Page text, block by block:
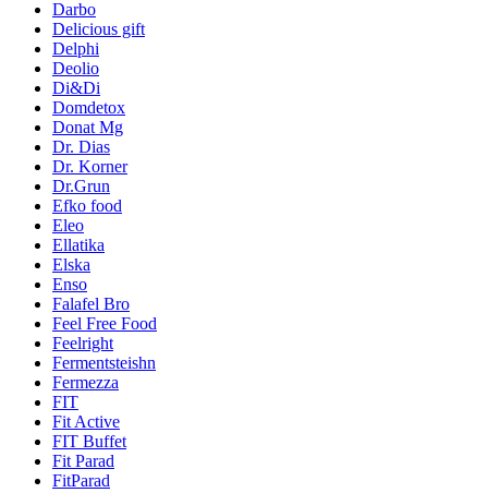
Darbo
Delicious gift
Delphi
Deolio
Di&Di
Domdetox
Donat Mg
Dr. Dias
Dr. Korner
Dr.Grun
Efko food
Eleo
Ellatika
Elska
Enso
Falafel Bro
Feel Free Food
Feelright
Fermentsteishn
Fermezza
FIT
Fit Active
FIT Buffet
Fit Parad
FitParad